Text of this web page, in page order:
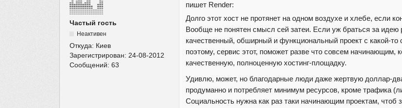
Частый гость
Неактивен
Откуда: Киев
Зарегистрирован: 24-08-2012
Сообщений:63
пишет Render:
Долго этот хост не протянет на одном воздухе и хлебе, если
Вообще не понятен смысл сей затеи. Если уж браться за идею
качественный, обширный и функциональный проект с какой-то
поэтому, сервис этот, поможет разве что совсем начинающим,
качественную, полноценную хостинг-площадку.
Удивлю, может, но благодарные люди даже жертвую доллар-
продуманно и потребляет минимум ресурсов, кроме трафика
Социальность нужна как раз таки начинающим проектам,